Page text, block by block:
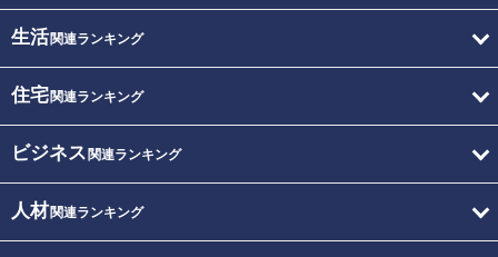
生活関連ランキング
住宅関連ランキング
ビジネス 関連ランキング
人材関連ランキング